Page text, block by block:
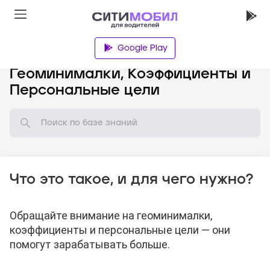
Google Play
Геоминималки, Коэффициенты и
Персональные цели
Что это такое, и для чего нужно?
Обращайте внимание на геоминималки,
коэффициенты и персональные цели — они
помогут зарабатывать больше.